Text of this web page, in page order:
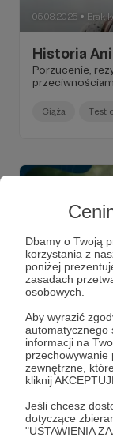
Dbamy o Twoją
korzystania z
poniżej
zasadach
osobowych.
Aby wyrazić
automatycznego
informacji na
zewnętrzne,
kliknij
Jeśli chcesz
dotyczące
"USTAWIENIA
05.08.2025 ● Brak
Historia Ani
Porzucenie,
Ciąża Test
05.08.2025 Brak
Historia
Praca za
jak
Ciąża